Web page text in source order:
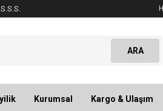
ARA
Kurumsal Kargo & Ulaşım